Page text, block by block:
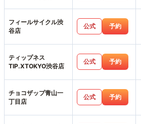
フィールサイクル渋
谷店
公式 予約
ティップネス
TIP.XTOKYO渋谷店
公式 予約
チョコザップ青山一
丁目店
公式 予約